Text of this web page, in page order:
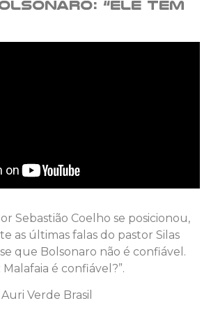
“Ele tem
Sebastião Coelho se posicionou,
as últimas falas do pastor Silas
que Bolsonaro não é confiável.
é confiável?”.
Verde Brasil